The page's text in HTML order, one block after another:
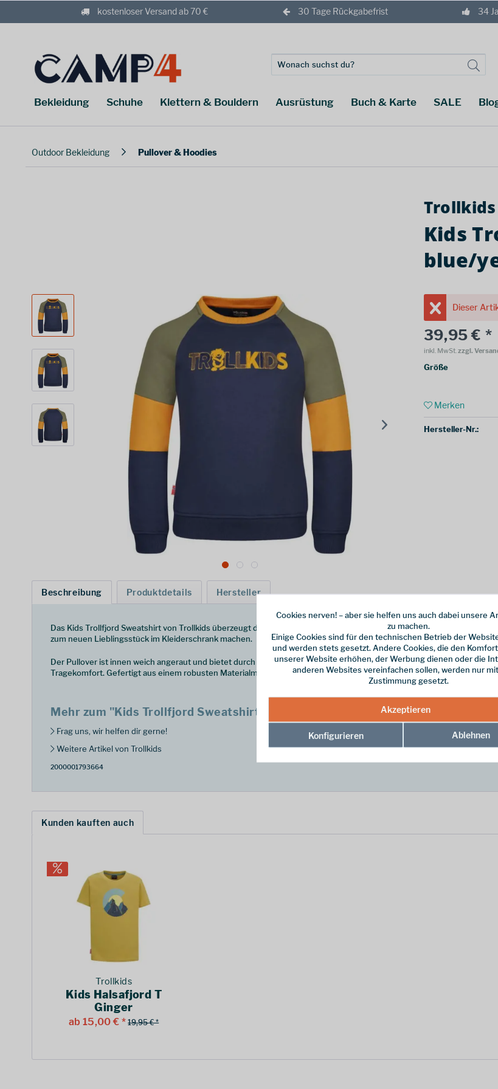
kostenloser Versand ab 70 € 30 Tage Rückgabefrist 34
Bekleidung Schuhe Klettern & Bouldern Ausrüstung Buch & Karte SALE
Outdoor Bekleidung Pullover & Hoodies
Trollkids
Kids
blue/
Dieser
39,95 € *
inkl. MwSt.zzgl.
Größe
Merken
Hersteller-Nr.:
Beschreibung Produktdetails Hersteller
Das Kids Trollfjord Sweatshirt von Trollkids überzeugt durch ein dynamisches dreifarbiges Design und den
zum neuen Lieblingsstück im Kleiderschrank machen.
Der Pullover ist innen weich angeraut und bietet durch den klassischen, gemütlichen Sweatshirt-Schnitt sowie die
Tragekomfort. Gefertigt aus einem robusten Materialmix aus 80 % Baumwolle und 20 % Polyester ist es der ideale
Mehr zum "Kids Trollfjord Sweatshirt - blue/yellow"
Frag uns, wir helfen dir gerne!
Weitere Artikel von Trollkids
2000001793664
Kunden kauften auch
Trollkids
Kids Halsafjord T
Ginger
ab 15,00 € * 19,95 € *
Cookies nerven! – aber sie helfen uns auch dabei unsere
zu machen.
Einige Cookies sind für den technischen Betrieb der
und werden stets gesetzt. Andere Cookies, die den
unserer Website erhöhen, der Werbung dienen oder die
anderen Websites vereinfachen sollen, werden nur
Zustimmung gesetzt.
Akzeptieren
Konfigurieren Ablehnen